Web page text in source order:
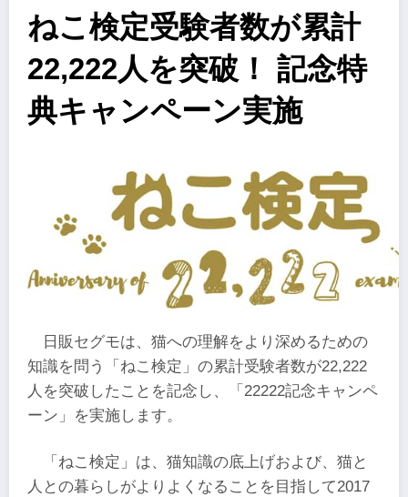
ねこ検定受験者数が累計
22,222人を突破！ 記念特
典キャンペーン実施
日販セグモは、猫への理解をより深めるための
知識を問う「ねこ検定」の累計受験者数が22,222
人を突破したことを記念し、「22222記念キャンペ
ーン」を実施します。
「ねこ検定」は、猫知識の底上げおよび、猫と
人との暮らしがよりよくなることを目指して2017